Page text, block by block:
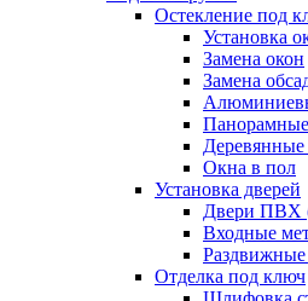
Остекление под
Установка
Замена окон
Замена
Деревянные
Окна в пол
Установка дверей
Двери ПВХ
Входные
Отделка под ключ